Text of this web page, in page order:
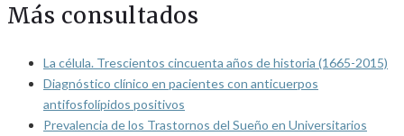
Más consultados
La célula. Trescientos cincuenta años de historia (1665-2015)
Diagnóstico clínico en pacientes con anticuerpos
antifosfolípidos positivos
Prevalencia de los Trastornos del Sueño en Universitarios